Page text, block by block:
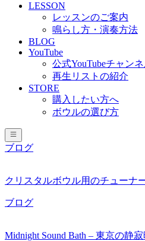
LESSON
レッスンのご案内
鳴らし方・演奏方法
BLOG
YouTube
公式YouTubeチャン
再生リストの紹介
STORE
購入したい方へ
ボウルの選び方
ブログ
クリスタルボウル用のチューナ
ブログ
Midnight Sound Bath – 東京の静寂